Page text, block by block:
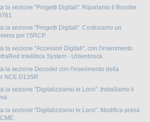
la sezione "Progetti Digitali". Ripariamo il Booster
la sezione "Progetti Digitali". Costruiamo un
per l'SRCP.
la sezione "Accessori Digitali", con l'inserimento
Intellibox System - Uhlenbrock.
la sezione Decoder con l'inserimento della
NCE D13SR
la sezione "Digitalizziamo le Loco". Installiamo il
la sezione "Digitalizziamo le Loco". Modifica presa